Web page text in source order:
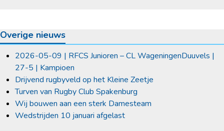
Overige nieuws
2026-05-09 | RFCS Junioren – CL WageningenDuuvels |
27-5 | Kampioen
Drijvend rugbyveld op het Kleine Zeetje
Turven van Rugby Club Spakenburg
Wij bouwen aan een sterk Damesteam
Wedstrijden 10 januari afgelast